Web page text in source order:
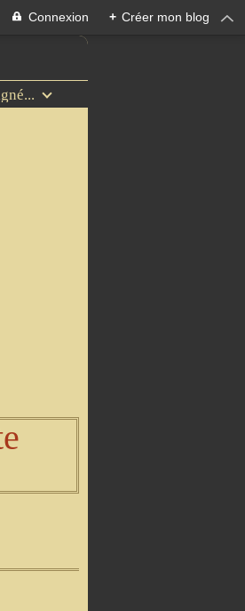
Connexion + Créer mon blog